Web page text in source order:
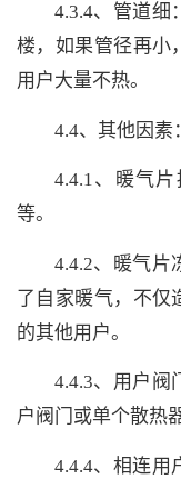
4.3.4、管道细
楼，如果管径再小
用户大量不热。
4.4、其他因素：
4.4.1、暖气
等。
4.4.2、暖气片
了自家暖气，不仅
的其他用户。
4.4.3、用户阀
户阀门或单个散热
4.4.4、相连用